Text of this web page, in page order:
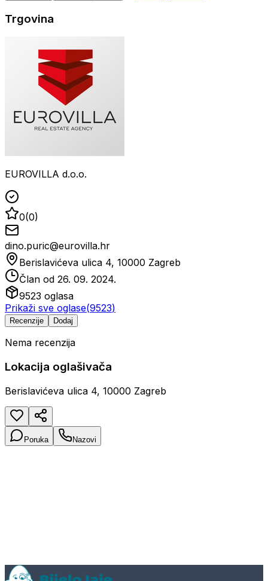
Trgovina
EUROVILLA d.o.o.
0(0)
dino.puric@eurovilla.hr
Berislavićeva ulica 4, 10000 Zagreb
Član od 26. 09. 2024.
9523 oglasa
Prikaži sve oglase(9523)
Recenzije Dodaj
Nema recenzija
Lokacija oglašivača
Berislavićeva ulica 4, 10000 Zagreb
Poruka Nazovi